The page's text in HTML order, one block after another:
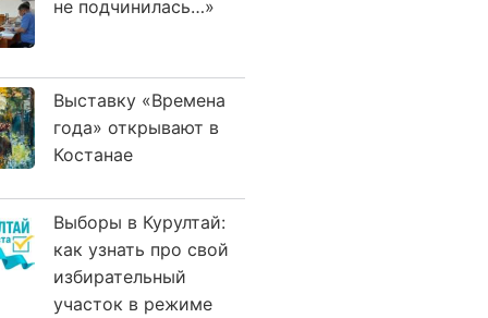
не подчинилась…»
Выставку «Времена
года» открывают в
Костанае
Выборы в Курултай:
как узнать про свой
избирательный
участок в режиме